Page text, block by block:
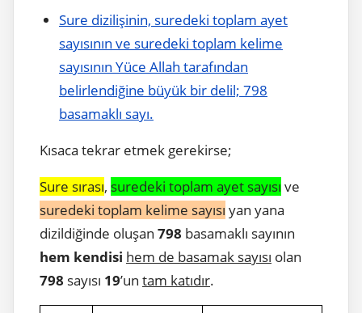
Sure dizilişinin, suredeki toplam ayet
sayısının ve suredeki toplam kelime
sayısının Yüce Allah tarafından
belirlendiğine büyük bir delil; 798
basamaklı sayı.
Kısaca tekrar etmek gerekirse;
Sure sırası, suredeki toplam ayet sayısı ve
suredeki toplam kelime sayısı yan yana
dizildiğinde oluşan 798 basamaklı sayının
hem kendisi hem de basamak sayısı olan
798 sayısı 19’un tam katıdır.